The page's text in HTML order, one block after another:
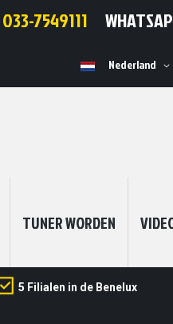
033-7549111
Selecteer
Nederland
TUNER WORDEN
5 Filialen in de Benelux